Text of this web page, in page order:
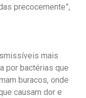
precocemente”,
mais
por bactérias que
buracos, onde
causam dor e